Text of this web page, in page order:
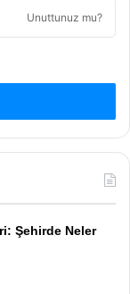
Unuttunuz mu?
Şehirde Neler